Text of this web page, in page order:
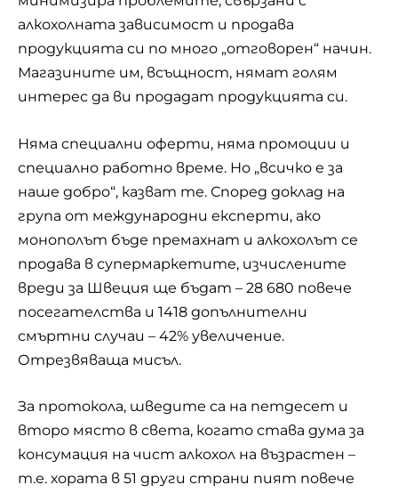
алкохолната зависимост и продава
продукцията си по много „отговорен“ начин.
Магазините им, всъщност, нямат голям
интерес да ви продадат продукцията си.
Няма специални оферти, няма промоции и
специално работно време. Но „всичко е за
наше добро“, казват те. Според доклад на
група от международни експерти, ако
монополът бъде премахнат и алкохолът се
продава в супермаркетите, изчислените
вреди за Швеция ще бъдат – 28 680 повече
посегателства и 1418 допълнителни
смъртни случаи – 42% увеличение.
Отрезвяваща мисъл.
За протокола, шведите са на петдесет и
второ място в света, когато става дума за
консумация на чист алкохол на възрастен –
т.е. хората в 51 други страни пият повече